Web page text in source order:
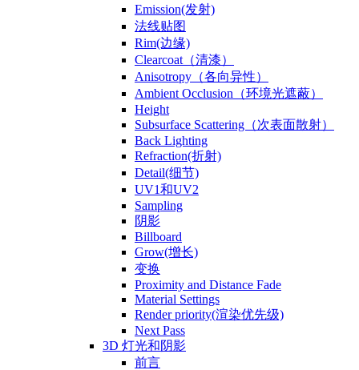
Emission(发射)
法线贴图
Rim(边缘)
Clearcoat（清漆）
Anisotropy（各向异性）
Ambient Occlusion（环境光遮蔽）
Height
Subsurface Scattering（次表面散射）
Back Lighting
Refraction(折射)
Detail(细节)
UV1和UV2
Sampling
阴影
Billboard
Grow(增长)
变换
Proximity and Distance Fade
Material Settings
Render priority(渲染优先级)
Next Pass
3D 灯光和阴影
前言